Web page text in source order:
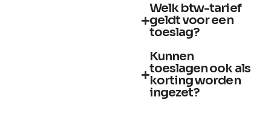
Welk btw-tarief
geldt voor een
toeslag?
Kunnen
toeslagen ook als
korting worden
ingezet?